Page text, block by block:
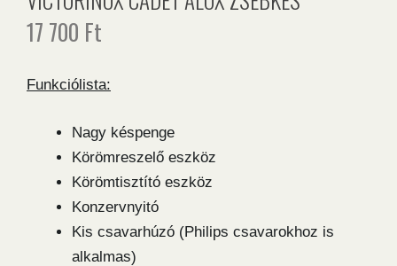
17 700 Ft
Funkciólista:
Nagy késpenge
Körömreszelő eszköz
Körömtisztító eszköz
Konzervnyitó
Kis csavarhúzó (Philips csavarokhoz is
alkalmas)